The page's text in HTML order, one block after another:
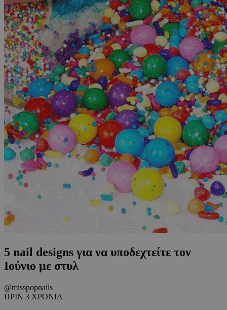
5 nail designs για να υποδεχτείτε τον
Ιούνιο με στυλ
@misspopnails
ΠΡΙΝ 3 ΧΡΟΝΙΑ